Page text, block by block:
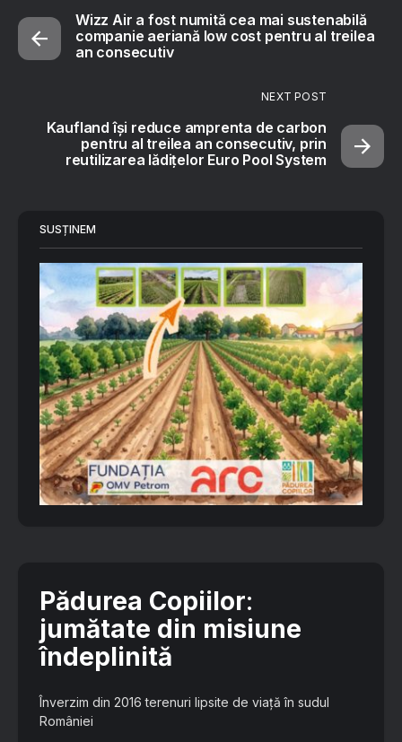
Wizz Air a fost numită cea mai sustenabilă
companie aeriană low cost pentru al treilea
an consecutiv
NEXT POST
Kaufland își reduce amprenta de carbon
pentru al treilea an consecutiv, prin
reutilizarea lădițelor Euro Pool System
SUSȚINEM
Pădurea Copiilor:
jumătate din misiune
îndeplinită
Înverzim din 2016 terenuri lipsite de viață în sudul
României